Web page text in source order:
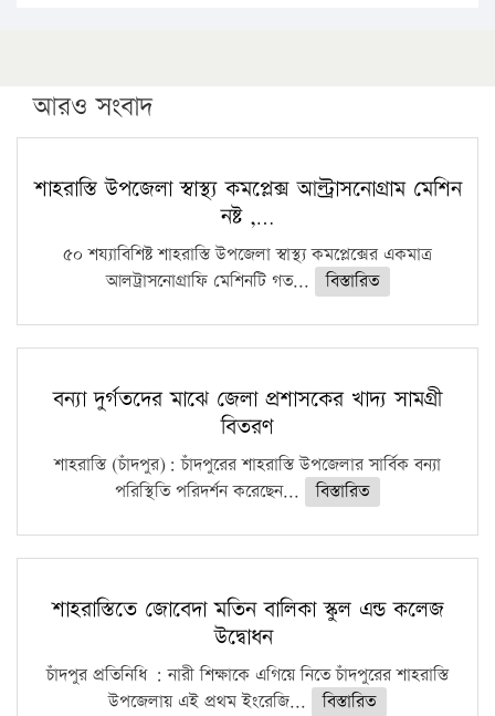
পিএইচডি করছেন কুয়েটের কৃতি…
সারা দেশে বজ্রাঘাতে ১৪ জনের প্রাণহানি
কঠোর হচ্ছে এসএসসি ও এইচএসসি পরীক্ষা
ফরিদগঞ্জে আগুনে পুড়লো ৬ ব্যবসা প্রতিষ্ঠান
আরও সংবাদ
শাহরাস্তি উপজেলা স্বাস্থ্য কমপ্লেক্স আল্ট্রাসনোগ্রাম মেশিন
নষ্ট ,…
৫০ শয্যাবিশিষ্ট শাহরাস্তি উপজেলা স্বাস্থ্য কমপ্লেক্সের একমাত্র
আলট্রাসনোগ্রাফি মেশিনটি গত...
বিস্তারিত
বন্যা দুর্গতদের মাঝে জেলা প্রশাসকের খাদ্য সামগ্রী
বিতরণ
শাহরাস্তি (চাঁদপুর): চাঁদপুরের শাহরাস্তি উপজেলার সার্বিক বন্যা
পরিস্থিতি পরিদর্শন করেছেন...
বিস্তারিত
শাহরাস্তিতে জোবেদা মতিন বালিকা স্কুল এন্ড কলেজ
উদ্বোধন
চাঁদপুর প্রতিনিধি : নারী শিক্ষাকে এগিয়ে নিতে চাঁদপুরের শাহরাস্তি
উপজেলায় এই প্রথম ইংরেজি...
বিস্তারিত